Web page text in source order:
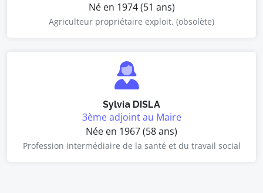
Né en 1974 (51 ans)
Agriculteur propriétaire exploit. (obsolète)
Sylvia DISLA
3ème adjoint au Maire
Née en 1967 (58 ans)
Profession intermédiaire de la santé et du travail social